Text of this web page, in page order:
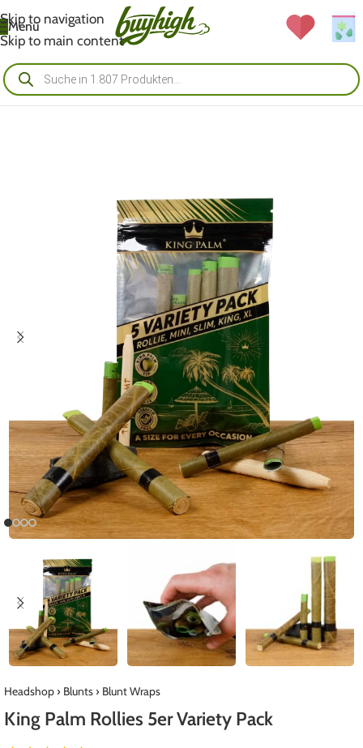
Skip to navigation
Skip to main content
Menü
Headshop› Blunts› Blunt Wraps
King Palm Rollies 5er Variety Pack